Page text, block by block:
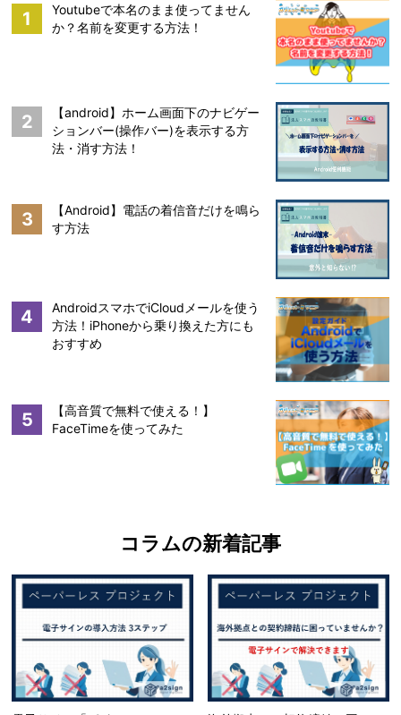
1
Youtubeで本名のまま使ってません
か？名前を変更する方法！
2
【android】ホーム画面下のナビゲー
ションバー(操作バー)を表示する方
法・消す方法！
3
【Android】電話の着信音だけを鳴ら
す方法
4
AndroidスマホでiCloudメールを使う
方法！iPhoneから乗り換えた方にも
おすすめ
5
【高音質で無料で使える！】
FaceTimeを使ってみた
コラムの新着記事